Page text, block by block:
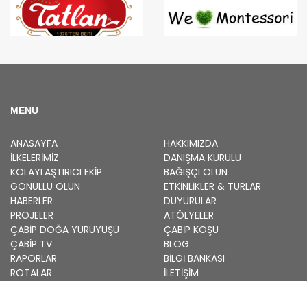
MENU
ANASAYFA
HAKKIMIZDA
İLKELERIMIZ
DANIŞMA KURULU
KOLAYLAŞTIRICI EKIP
BAĞIŞÇI OLUN
GÖNÜLLÜ OLUN
ETKINLIKLER & TURLAR
HABERLER
DUYURULAR
PROJELER
ATÖLYELER
ÇABİP DOĞA YÜRÜYÜŞÜ ÇABİP KOŞU
ÇABİP TV
BLOG
RAPORLAR
BILGI BANKASI
ROTALAR
İLETİŞİM